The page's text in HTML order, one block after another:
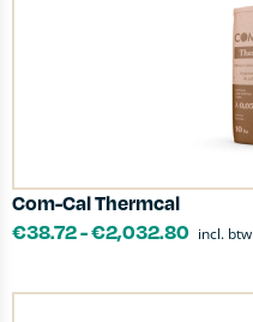
Com-Cal Thermcal
€38.72-€2,032.80 incl. btw